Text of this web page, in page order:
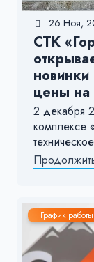
26 Ноя,
СТК
цены на
2 декабря
комплексе
График работы